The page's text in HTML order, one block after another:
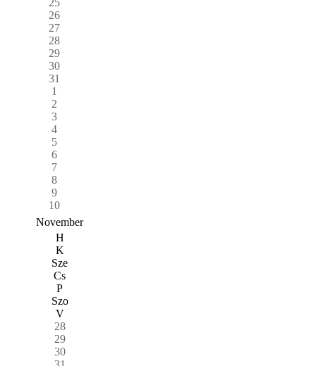
26
27
28
29
30
31
1
2
3
4
5
6
7
8
9
10
November
H
K
Sze
Cs
P
Szo
V
28
29
30